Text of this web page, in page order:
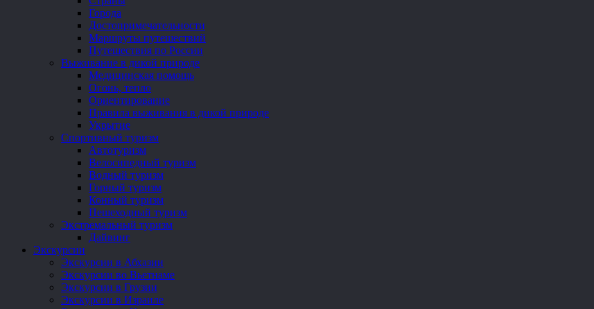
Города
Достопримечательности
Маршруты путешествий
Путешествия по России
Выживание в дикой природе
Медицинская помощь
Огонь, тепло
Ориентирование
Правила выживания в дикой природе
Укрытие
Спортивный туризм
Автотуризм
Велосипедный туризм
Водный туризм
Горный туризм
Конный туризм
Пешеходный туризм
Экстремальный туризм
Дайвинг
Экскурсии
Экскурсии в Абхазии
Экскурсии во Вьетнаме
Экскурсии в Грузии
Экскурсии в Израиле